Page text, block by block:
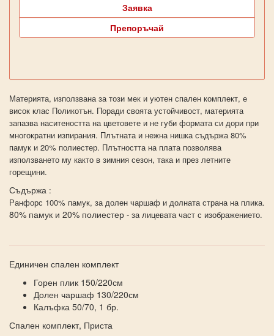
Заявка
Препоръчай
Материята, използвана за този мек и уютен спален комплект, е
висок клас Поликотън. Поради своята устойчивост, материята
запазва наситеността на цветовете и не губи формата си дори при
многократни изпирания. Плътната и нежна нишка съдържа 80%
памук и 20% полиестер. Плътността на плата позволява
използването му както в зимния сезон, така и през летните
горещини.
Съдържа :
Ранфорс 100% памук, за долен чаршаф и долната страна на плика.
80% памук и 20% полиестер - за лицевата част с изображението.
Единичен спален комплект
Горен плик 150/220см
Долен чаршаф 130/220см
Калъфка 50/70, 1 бр.
Спален комплект, Приста